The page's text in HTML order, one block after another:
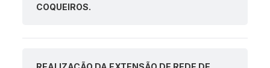
COQUEIROS.